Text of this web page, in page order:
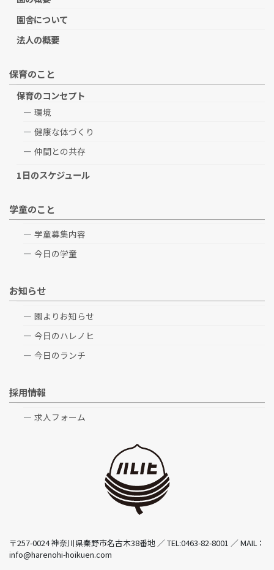
園舎について
法人の概要
保育のこと
保育のコンセプト
環境
健康な体づくり
仲間との共存
1日のスケジュール
学童のこと
学童募集内容
今日の学童
お知らせ
園よりお知らせ
今日のハレノヒ
今日のランチ
採用情報
求人フォーム
〒257-0024 神奈川県秦野市名古木38番地 ／ TEL:0463-82-8001 ／ MAIL：
info@harenohi-hoikuen.com